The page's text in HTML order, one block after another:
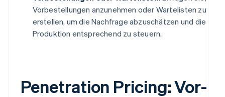
Vorbestellungen anzunehmen oder Wartelisten zu
erstellen, um die Nachfrage abzuschätzen und die
Produktion entsprechend zu steuern.
Penetration Pricing: Vor-